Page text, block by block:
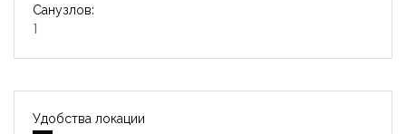
Санузлов:
1
Удобства локации